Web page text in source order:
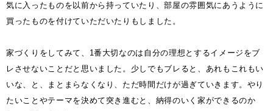
気に入ったものを以前から持っていたり、部屋の雰囲気にあうように
買ったものを付けていただいたりもしました。
家づくりをしてみて、1番大切なのは自分の理想とするイメージをブ
レさせないことだと思いました。少しでもブレると、あれもこれもい
いな、と、まとまらなくなり、ただ時間だけが過ぎていきます。やり
たいことやテーマを決めて突き進むと、納得のいく家ができるのか